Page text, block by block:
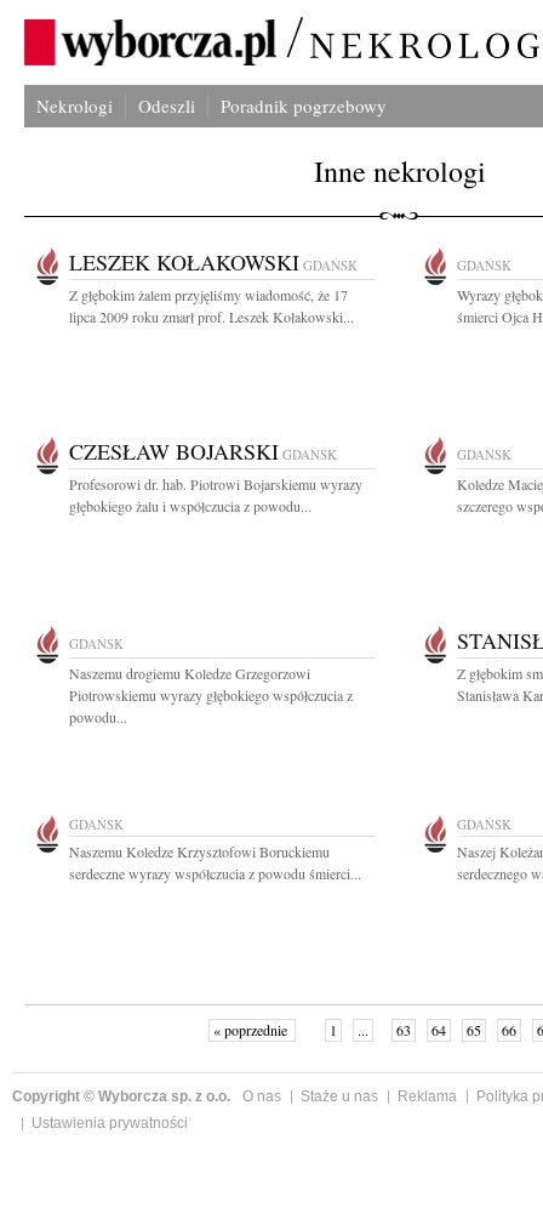
Nekrologi Odeszli Poradnik pogrzebowy
Inne nekrologi
LESZEK KOŁAKOWSKI GDAŃSK
Z głębokim żalem przyjęliśmy wiadomość, że 17
lipca 2009 roku zmarł prof. Leszek Kołakowski...
GDAŃSK
Wyrazy
śmierci Ojca
CZESŁAW BOJARSKI GDAŃSK
Profesorowi dr. hab. Piotrowi Bojarskiemu wyrazy
głębokiego żalu i współczucia z powodu...
GDAŃSK
Koledze
szczerego
GDAŃSK
Naszemu drogiemu Koledze Grzegorzowi
Piotrowskiemu wyrazy głębokiego współczucia z
powodu...
Z głębokim
Stanisława
GDAŃSK
Naszemu Koledze Krzysztofowi Boruckiemu
serdeczne wyrazy współczucia z powodu śmierci...
GDAŃSK
Naszej
serdecznego
« poprzednie 1 ... 63 64 65 66
Copyright © Wyborcza sp. z o.o. O nas Staże u nas Reklama
Polityka
Ustawienia prywatności